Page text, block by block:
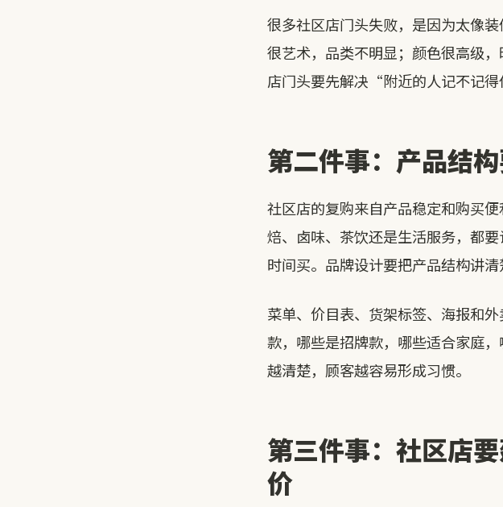
很多社区店门头失败，是因为太像
很艺术，品类不明显；颜色很高级
店门头要先解决“附近的人记不记得
第二件事：产品结
社区店的复购来自产品稳定和购买
焙、卤味、茶饮还是生活服务，都
时间买。品牌设计要把产品结构讲清
菜单、价目表、货架标签、海报和
款，哪些是招牌款，哪些适合家庭
越清楚，顾客越容易形成习惯。
第三件事：社区店
价